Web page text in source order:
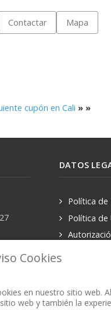
Contactar Mapa
cupón en Cali » »
DATOS
Política de
Política de
Cookies
en nuestro sitio web.
web y también la